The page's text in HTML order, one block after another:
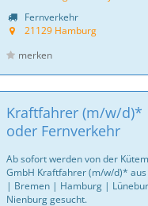
Fernverkehr
21129 Hamburg
merken
Kraftfahrer (m/w/d)*
oder Fernverkehr
Ab sofort werden von der
GmbH Kraftfahrer (m/w/d)*
| Bremen | Hamburg |
Nienburg gesucht.